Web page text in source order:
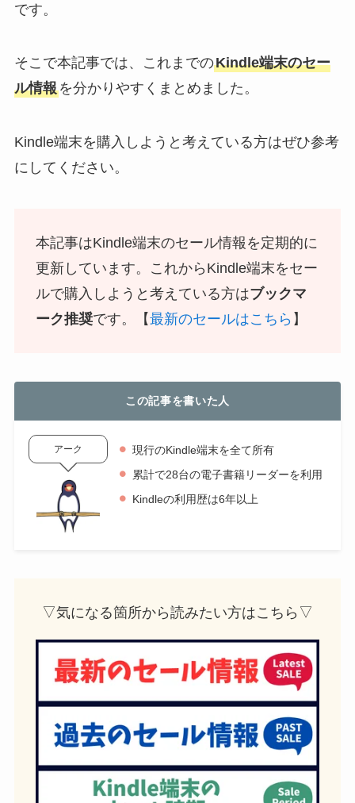
です。
そこで本記事では、これまでのKindle端末のセー
ル情報を分かりやすくまとめました。
Kindle端末を購入しようと考えている方はぜひ参考
にしてください。
本記事はKindle端末のセール情報を定期的に
更新しています。これからKindle端末をセー
ルで購入しようと考えている方はブックマ
ーク推奨です。【最新のセールはこちら 】
この記事を書いた人
現行のKindle端末を全て所有
累計で28台の電子書籍リーダーを利用
Kindleの利用歴は6年以上
アーク
▽気になる箇所から読みたい方はこちら▽